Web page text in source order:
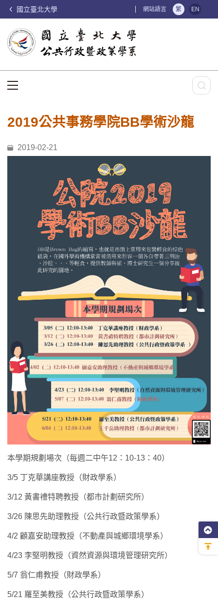
國立臺北大學 網站語言 繁 EN
2019公共事務學院BB學術沙龍
2019-02-21
本學期規劃場次（每週二中午12：10-13：40）
3/5 丁克華講座教授（財政學系）
3/12 黃書禮特聘教授（都市計劃研究所）
3/26 陳思先助理教授（公共行政暨政策學系）
4/2 顧嘉安助理教授（不動產與城鄉環境學系）
4/23 李堅明教授（資然資源與環境管理研究所）
5/7 翁仁甫教授（財政學系）
5/21 羅至美教授（公共行政暨政策學系）